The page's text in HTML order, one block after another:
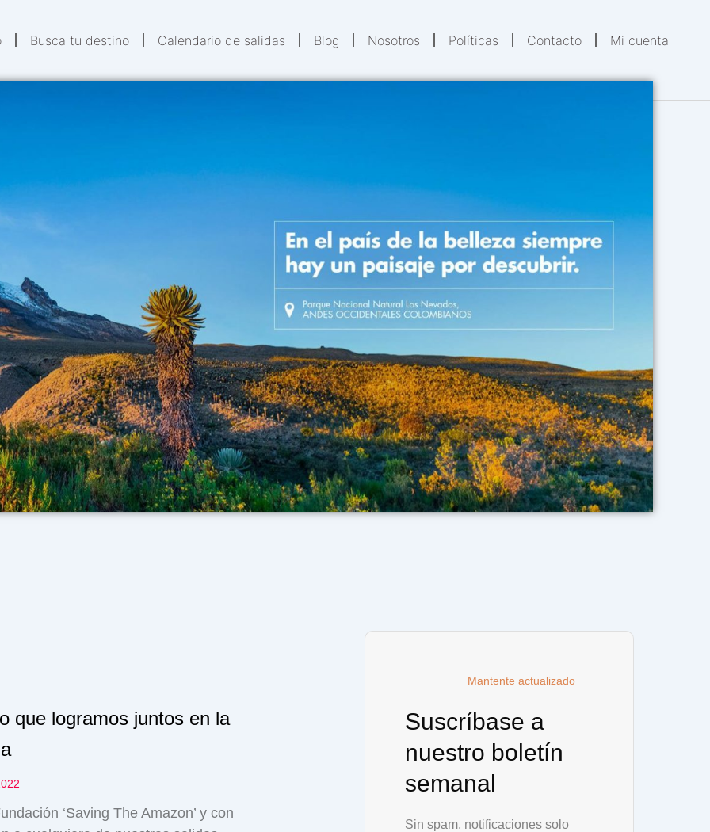
Busca tu destino Calendario de salidas Blog Nosotros Políticas Contacto Mi cuenta
que logramos juntos en la
‘Saving The Amazon’ y con
Mantente actualizado
Suscríbase a
nuestro boletín
semanal
Sin spam, notificaciones solo